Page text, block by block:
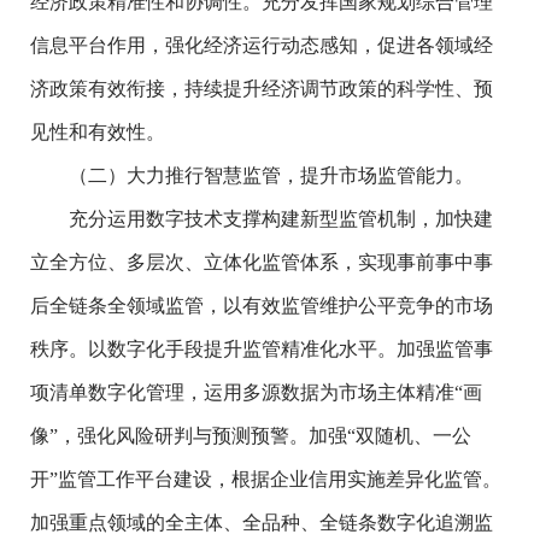
信息平台作用，强化经济运行动态感知，促进各领域经
济政策有效衔接，持续提升经济调节政策的科学性、预
见性和有效性。
（二）大力推行智慧监管，提升市场监管能力。
充分运用数字技术支撑构建新型监管机制，加快建
立全方位、多层次、立体化监管体系，实现事前事中事
后全链条全领域监管，以有效监管维护公平竞争的市场
秩序。以数字化手段提升监管精准化水平。加强监管事
项清单数字化管理，运用多源数据为市场主体精准“画
像”，强化风险研判与预测预警。加强“双随机、一公
开”监管工作平台建设，根据企业信用实施差异化监管。
加强重点领域的全主体、全品种、全链条数字化追溯监